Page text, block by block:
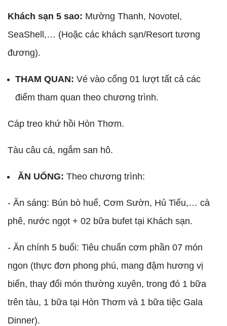
Khách sạn 5 sao: Mường Thanh, Novotel,
SeaShell,… (Hoặc các khách sạn/Resort tương
đương).
THAM QUAN: Vé vào cổng 01 lượt tất cả các
điểm tham quan theo chương trình.
Cáp treo khứ hồi Hòn Thơm.
Tàu câu cá, ngắm san hô.
ĂN UỐNG: Theo chương trình:
- Ăn sáng: Bún bò huế, Cơm Sườn, Hủ Tiếu,… cà
phê, nước ngọt + 02 bữa bufet tại Khách sạn.
- Ăn chính 5 buổi: Tiêu chuẩn cơm phần 07 món
ngon (thực đơn phong phú, mang đậm hương vị
biển, thay đổi món thường xuyên, trong đó 1 bữa
trên tàu, 1 bữa tại Hòn Thơm và 1 bữa tiệc Gala
Dinner).